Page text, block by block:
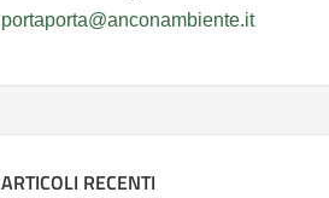
portaporta@anconambiente.it
ARTICOLI RECENTI